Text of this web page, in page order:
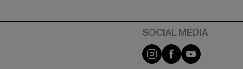
Instagram
FacebookYouTube